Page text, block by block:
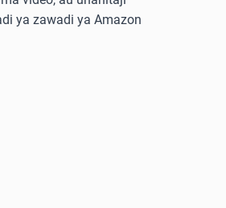
ya zawadi ya Amazon